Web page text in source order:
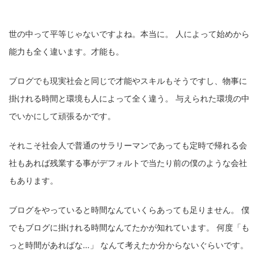
世の中って平等じゃないですよね。本当に。 人によって始めから
能力も全く違います。才能も。
ブログでも現実社会と同じで才能やスキルもそうですし、物事に
掛けれる時間と環境も人によって全く違う。 与えられた環境の中
でいかにして頑張るかです。
それこそ社会人で普通のサラリーマンであっても定時で帰れる会
社もあれば残業する事がデフォルトで当たり前の僕のような会社
もあります。
ブログをやっていると時間なんていくらあっても足りません。 僕
でもブログに掛けれる時間なんてたかが知れています。 何度「も
っと時間があればな…」 なんて考えたか分からないぐらいです。